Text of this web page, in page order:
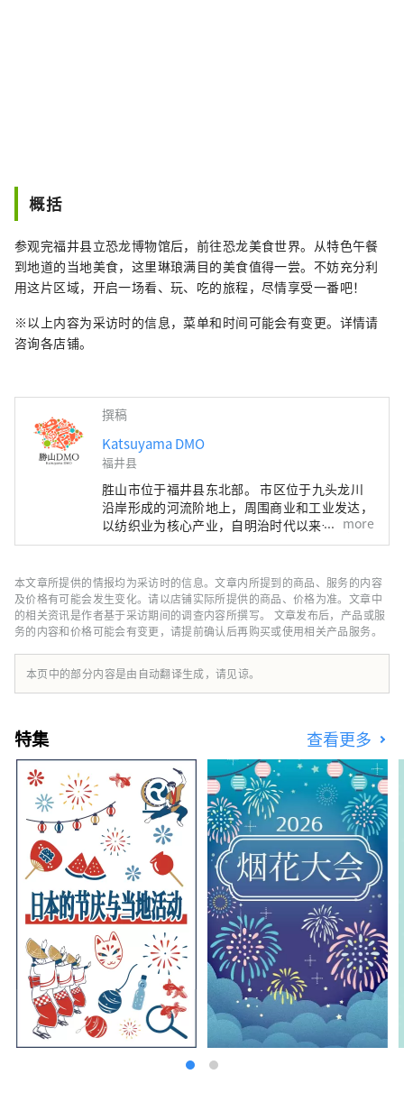
概括
参观完福井县立恐龙博物馆后，前往恐龙美食世界。从特色午餐
到地道的当地美食，这里琳琅满目的美食值得一尝。不妨充分利
用这片区域，开启一场看、玩、吃的旅程，尽情享受一番吧！
※以上内容为采访时的信息，菜单和时间可能会有变更。详情请
咨询各店铺。
撰稿
Katsuyama DMO
福井县
胜山市位于福井县东北部。 市区位于九头龙川
沿岸形成的河流阶地上，周围商业和工业发达，
以纺织业为核心产业，自明治时代以来一直是当
地产业，农村地区也如此水源充足，绿化丰富，
家DMO（旅游社区发展公司），与当地社区合
作开发旅游区。 胜山市是恐龙博物馆、平泉寺
等魅力旅游景点的宝库！针对来胜山的顾客，我
们提供导游服务，让更多的人体验胜山、位于恐
龙博物馆停车场的“Geo Terminal”以及6月开
业的“路边休息站恐龙谷胜山”的运营2020
more
本文章所提供的情报均为采访时的信息。文章内所提到的商品、服务的内容
及价格有可能会发生变化。请以店铺实际所提供的商品、价格为准。文章中
的相关资讯是作者基于采访期间的调查内容所撰写。 文章发布后，产品或服
务的内容和价格可能会有变更，请提前确认后再购买或使用相关产品服务。
本页中的部分内容是由自动翻译生成，请见谅。
特集 查看更多